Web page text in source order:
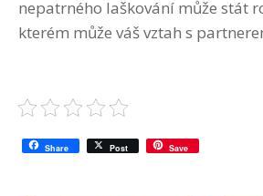
nepatrného laškování může stát
kterém může váš vztah s
Share Post Save